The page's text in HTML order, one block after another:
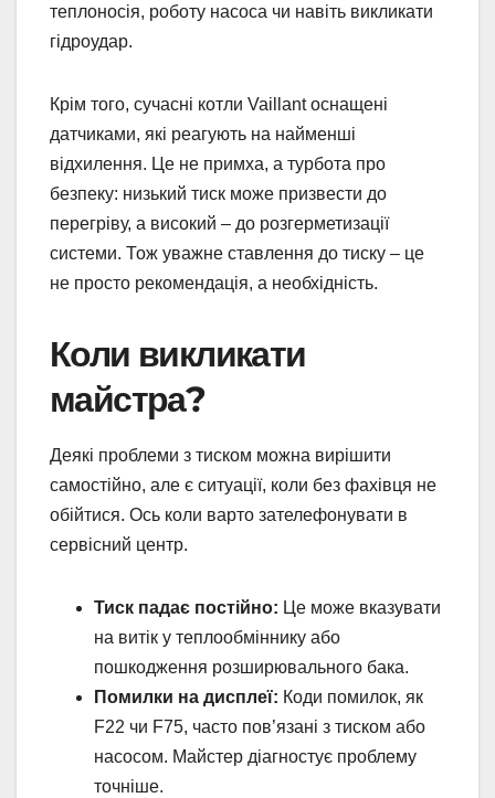
теплоносія, роботу насоса чи навіть викликати
гідроудар.
Крім того, сучасні котли Vaillant оснащені
датчиками, які реагують на найменші
відхилення. Це не примха, а турбота про
безпеку: низький тиск може призвести до
перегріву, а високий – до розгерметизації
системи. Тож уважне ставлення до тиску – це
не просто рекомендація, а необхідність.
Коли викликати
майстра?
Деякі проблеми з тиском можна вирішити
самостійно, але є ситуації, коли без фахівця не
обійтися. Ось коли варто зателефонувати в
сервісний центр.
Тиск падає постійно: Це може вказувати
на витік у теплообміннику або
пошкодження розширювального бака.
Помилки на дисплеї: Коди помилок, як
F22 чи F75, часто пов’язані з тиском або
насосом. Майстер діагностує проблему
точніше.